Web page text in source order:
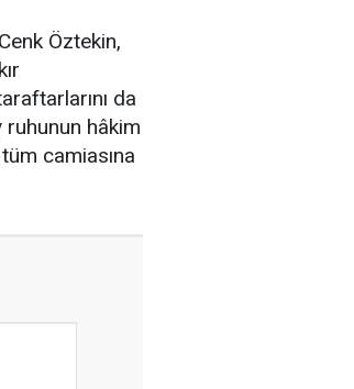
Öztekin,
da
ruhunun hâkim
camiasına